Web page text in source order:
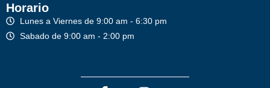
Horario
Lunes a Viernes de 9:00 am - 6:30 pm
Sabado de 9:00 am - 2:00 pm